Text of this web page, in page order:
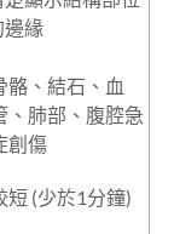
邊緣
骼、結石、血
、肺部、腹腔急
創傷
短 (少於1分鐘)